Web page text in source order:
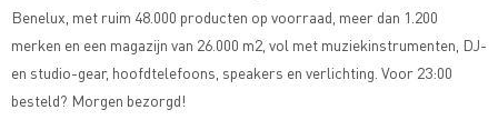
Benelux, met ruim 48.000 producten op voorraad, meer dan 1.200
merken en een magazijn van 26.000 m2, vol met muziekinstrumenten, DJ-
en studio-gear, hoofdtelefoons, speakers en verlichting. Voor 23:00
besteld? Morgen bezorgd!